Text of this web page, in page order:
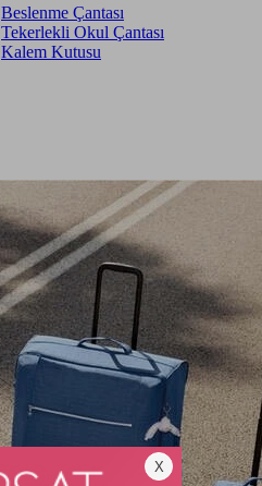
Beslenme Çantası
Tekerlekli Okul Çantası
Kalem Kutusu